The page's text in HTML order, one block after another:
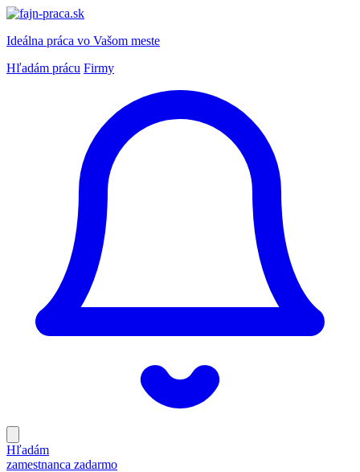
Ideálna práca vo Vašom meste
Hľadám prácu Firmy
Hľadám
zamestnanca zadarmo